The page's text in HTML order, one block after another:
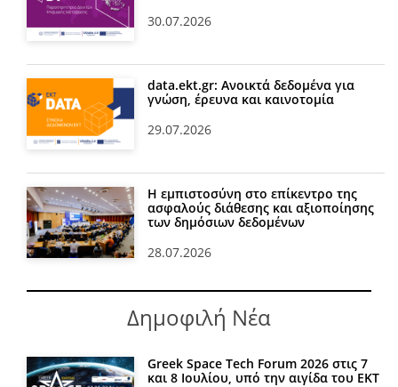
30.07.2026
data.ekt.gr: Ανοικτά δεδομένα για
γνώση, έρευνα και καινοτομία
29.07.2026
Η εμπιστοσύνη στο επίκεντρο της
ασφαλούς διάθεσης και αξιοποίησης
των δημόσιων δεδομένων
28.07.2026
Δημοφιλή Νέα
Greek Space Tech Forum 2026 στις 7
και 8 Ιουλίου, υπό την αιγίδα του ΕΚΤ